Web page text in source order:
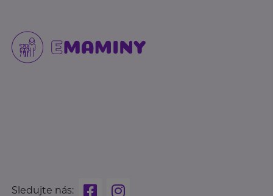
Sledujte nás: